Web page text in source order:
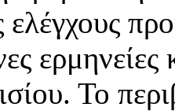
ελέγχους
ερμηνείες
Το